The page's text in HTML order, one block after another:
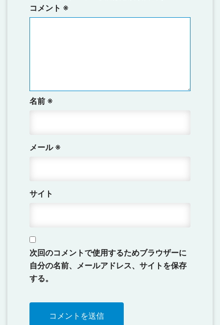
コメント ※
名前 ※
メール ※
サイト
次回のコメントで使用するためブラウザーに
自分の名前、メールアドレス、サイトを保存
する。